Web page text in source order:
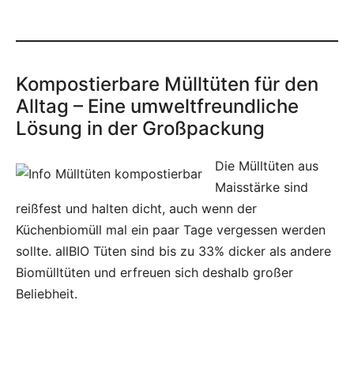
Kompostierbare Mülltüten für den
Alltag – Eine umweltfreundliche
Lösung in der Großpackung
Die Mülltüten aus
Maisstärke sind
reißfest und halten dicht, auch wenn der
Küchenbiomüll mal ein paar Tage vergessen werden
sollte. allBIO Tüten sind bis zu 33% dicker als andere
Biomülltüten und erfreuen sich deshalb großer
Beliebheit.